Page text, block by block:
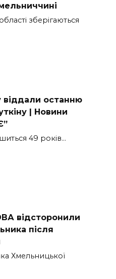
зберігаються
останню
| Новини
49 років…
відсторонили
після
Хмельницької